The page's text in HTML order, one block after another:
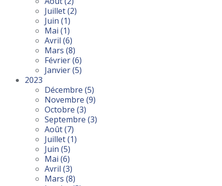
Juillet(2)
Juin (1)
Mai (1)
Avril (6)
Mars (8)
Février(6)
Janvier(5)
2023
Décembre (5)
Novembre (9)
Octobre (3)
Septembre (3)
Août(7)
Juillet(1)
Juin (5)
Mai (6)
Avril (3)
Mars (8)